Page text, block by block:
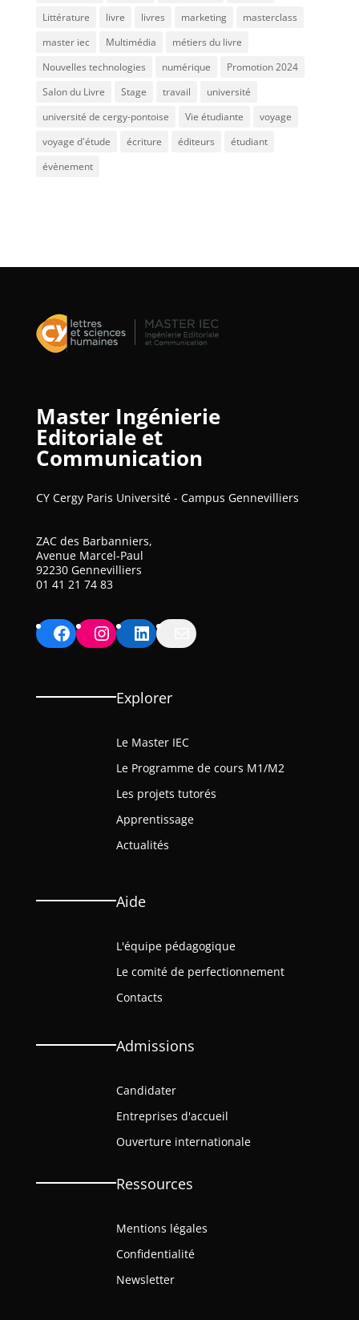
Littérature
livre livres marketing
masterclass
master iec
Multimédia
métiers du livre
Nouvelles technologies
numérique
Promotion 2024
Salon du Livre
Stage travail
université
université de cergy-pontoise
Vie étudiante
voyage
voyage d'étude
écriture éditeurs
étudiant
évènement
Master Ingénierie
Editoriale et
Communication
CY Cergy Paris Université - Campus Gennevilliers
ZAC des Barbanniers,
Avenue Marcel-Paul
92230 Gennevilliers
01 41 21 74 83
Facebook Instagram LinkedIn
Explorer
Le Master IEC
Le Programme de cours M1/M2
Les projets tutorés
Apprentissage
Actualités
Aide
L'équipe pédagogique
Le comité de perfectionnement
Contacts
Admissions
Candidater
Entreprises d'accueil
Ouverture internationale
Ressources
Mentions légales
Confidentialité
Newsletter